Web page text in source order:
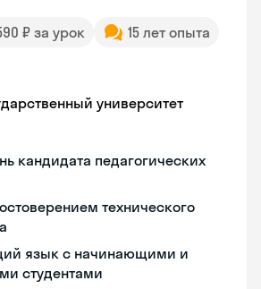
₽ за урок
15 лет опыта
университет
кандидата педагогических
технического
язык с начинающими и
студентами